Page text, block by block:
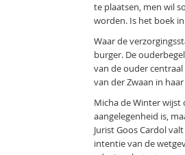
te plaatsen, men wil
worden. Is het boek
Waar de
burger. De
van de ouder centraal
van der Zwaan in
Micha de Winter
aangelegenheid is,
Jurist Goos Cardol
intentie van de